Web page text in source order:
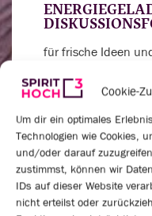
Cookie-
Um dir ein optimales
Technologien wie Cookies,
und/oder darauf
zustimmst, können wir
IDs auf dieser Website
nicht erteilst oder
für frische Ideen